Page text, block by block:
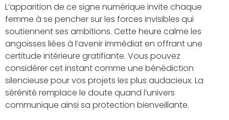
L’apparition de ce signe numérique invite chaque
femme à se pencher sur les forces invisibles qui
soutiennent ses ambitions. Cette heure calme les
angoisses liées à l’avenir immédiat en offrant une
certitude intérieure gratifiante. Vous pouvez
considérer cet instant comme une bénédiction
silencieuse pour vos projets les plus audacieux. La
sérénité remplace le doute quand l’univers
communique ainsi sa protection bienveillante.